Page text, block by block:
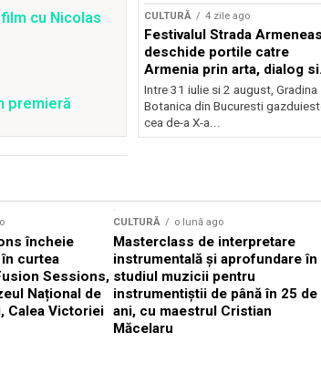
cu Nicolas
premieră
CULTURĂ 4 zile ago
Festivalul Strada
deschide portile catre
Armenia prin arta, dialog si
patrimoniu, intre 31 iulie si 2
august, la Gradina Botanica
Bucuresti
Intre 31 iulie si 2 august, Gradina
Botanica din Bucuresti
cea de-a X-a...
încheie
curtea
Sessions,
Național de
Calea Victoriei
CULTURĂ o lună ago
Masterclass de interpretare
instrumentală și aprofundare în
studiul muzicii pentru
instrumentiștii de până în 25 de
ani, cu maestrul Cristian
Măcelaru